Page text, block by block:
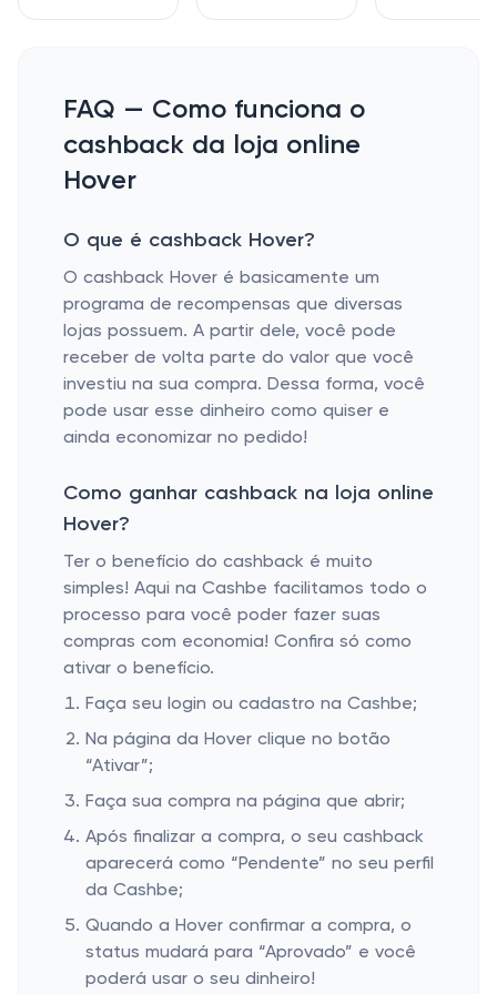
FAQ — Como funciona o
cashback da loja online
Hover
O que é cashback Hover?
O cashback Hover é basicamente um
programa de recompensas que diversas
lojas possuem. A partir dele, você pode
receber de volta parte do valor que você
investiu na sua compra. Dessa forma, você
pode usar esse dinheiro como quiser e
ainda economizar no pedido!
Como ganhar cashback na loja online
Hover?
Ter o benefício do cashback é muito
simples! Aqui na Cashbe facilitamos todo o
processo para você poder fazer suas
compras com economia! Confira só como
ativar o benefício.
Faça seu login ou cadastro na Cashbe;
Na página da Hover clique no botão
“Ativar”;
Faça sua compra na página que abrir;
Após finalizar a compra, o seu cashback
aparecerá como “Pendente” no seu perfil
da Cashbe;
Quando a Hover confirmar a compra, o
status mudará para “Aprovado” e você
poderá usar o seu dinheiro!